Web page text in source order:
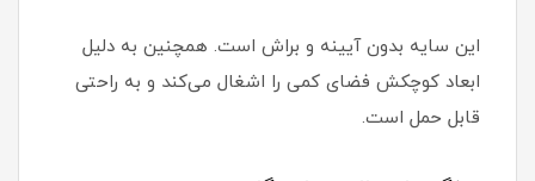
این سایه بدون آیینه و براش است. همچنین به دلیل
ابعاد کوچکش فضای کمی را اشغال می‌کند و به راحتی
قابل حمل است.